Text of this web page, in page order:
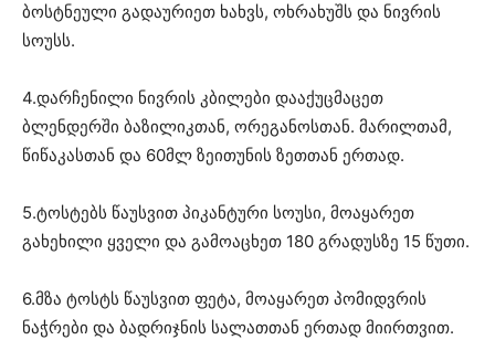
ბოსტნეული გადაურიეთ ხახვს, ოხრახუშს და ნივრის
სოუსს.
4.დარჩენილი ნივრის კბილები დააქუცმაცეთ
ბლენდერში ბაზილიკთან, ორეგანოსთან. მარილთამ,
წიწაკასთან და 60მლ ზეითუნის ზეთთან ერთად.
5.ტოსტებს წაუსვით პიკანტური სოუსი, მოაყარეთ
გახეხილი ყველი და გამოაცხეთ 180 გრადუსზე 15 წუთი.
6.მზა ტოსტს წაუსვით ფეტა, მოაყარეთ პომიდვრის
ნაჭრები და ბადრიჯნის სალათთან ერთად მიირთვით.